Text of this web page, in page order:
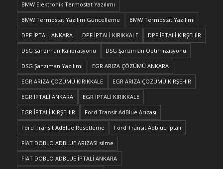
BMW Elektronik Termostat Yazılımı
BMW Termostat Yazılım Güncelleme BMW Termostat Yazılımı
DPF İPTALİ ANKARA DPF İPTALİ KIRIKKALE DPF İPTALİ KIRŞEHİR
DSG Şanzıman Kalibrasyonu DSG Şanzıman Optimizasyonu
DSG Şanzıman Yazılımı EGR ARIZA ÇÖZÜMÜ ANKARA
EGR ARIZA ÇÖZÜMÜ KIRIKKALE EGR ARIZA ÇÖZÜMÜ KIRŞEHİR
EGR İPTALİ ANKARA EGR İPTALİ KIRIKKALE
EGR İPTALİ KIRŞEHİR Ford Transit AdBlue Arızası
Ford Transit AdBlue Resetleme Ford Transit Adblue İptali
FİAT DOBLO ADBLUE ARIZASI silme
FİAT DOBLO ADBLUE İPTALİ ANKARA